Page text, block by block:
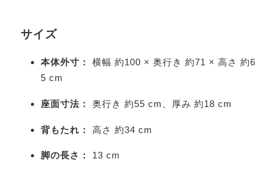
サイズ
本体外寸：
横幅 約100 × 奥行き 約71 × 高さ 約6
5 cm
座面寸法： 奥行き 約55 cm、厚み 約18 cm
背もたれ： 高さ 約34 cm
脚の長さ： 13 cm